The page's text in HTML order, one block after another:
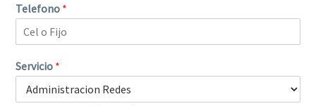
Telefono *
Servicio *